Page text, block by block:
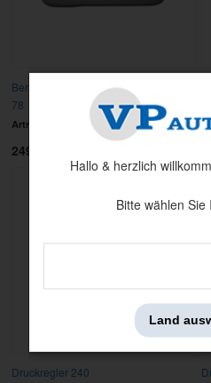
Benzintank 140/164 1974/240 1975-
78
Artnr:
2495 kr
Druckregler 240
Hallo & herzlich
Bitte wählen Sie
Land